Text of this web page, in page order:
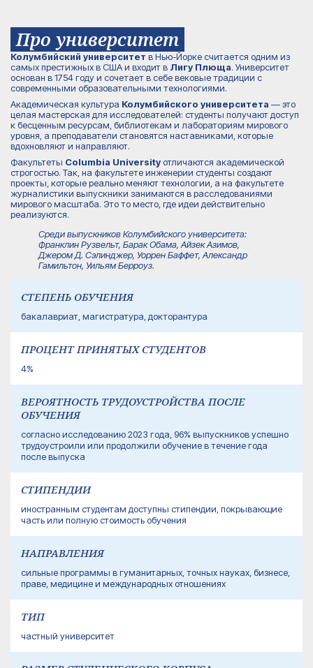
Про университет
Колумбийский университет в Нью-Йоркесчитается одним из
самых престижных в США и входит в Лигу Плюща. Университет
основан в 1754 году и сочетает в себе вековые традиции с
современными образовательными технологиями.
Академическая культура Колумбийского университета — это
целая мастерская для исследователей: студенты получают доступ
к бесценным ресурсам, библиотекам и лабораториям мирового
уровня, а преподаватели становятся наставниками, которые
вдохновляют и направляют.
Факультеты Columbia Universityотличаются академической
строгостью. Так, на факультете инженерии студенты создают
проекты, которые реально меняют технологии, а на факультете
журналистики выпускники занимаются в расследованиями
мирового масштаба. Это то место, где идеи действительно
реализуются.
Среди выпускников Колумбийского университета:
Франклин Рузвельт, Барак Обама, Айзек Азимов,
Джером Д. Сэлинджер, Уоррен Баффет, Александр
Гамильтон, Уильям Берроуз.
СТЕПЕНЬ ОБУЧЕНИЯ
бакалавриат, магистратура, докторантура
ПРОЦЕНТ ПРИНЯТЫХ СТУДЕНТОВ
4%
ВЕРОЯТНОСТЬ ТРУДОУСТРОЙСТВА ПОСЛЕ
ОБУЧЕНИЯ
согласно исследованию 2023 года, 96% выпускников успешно
трудоустроили или продолжили обучение в течение года
после выпуска
СТИПЕНДИИ
иностранным студентам доступны стипендии, покрывающие
часть или полную стоимость обучения
НАПРАВЛЕНИЯ
сильные программы в гуманитарных, точных науках, бизнесе,
праве, медицине и международных отношениях
ТИП
частный университет